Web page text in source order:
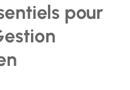
pour